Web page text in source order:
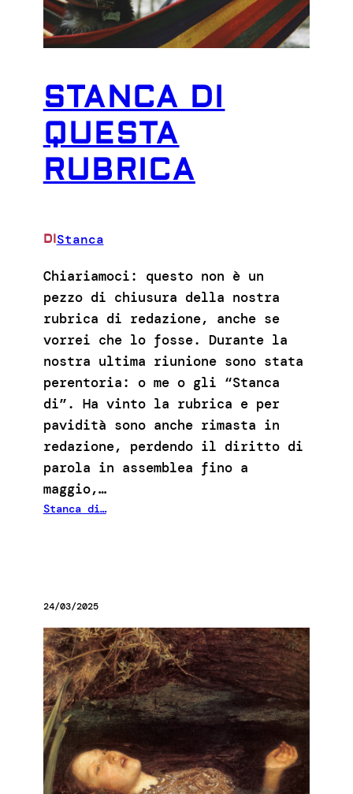
STANCA DI
QUESTA
RUBRICA
DIStanca
Chiariamoci: questo non è un
pezzo di chiusura della nostra
rubrica di redazione, anche se
vorrei che lo fosse. Durante la
nostra ultima riunione sono stata
perentoria: o me o gli “Stanca
di”. Ha vinto la rubrica e per
pavidità sono anche rimasta in
redazione, perdendo il diritto di
parola in assemblea fino a
maggio,…
Stanca di…
24/03/2025